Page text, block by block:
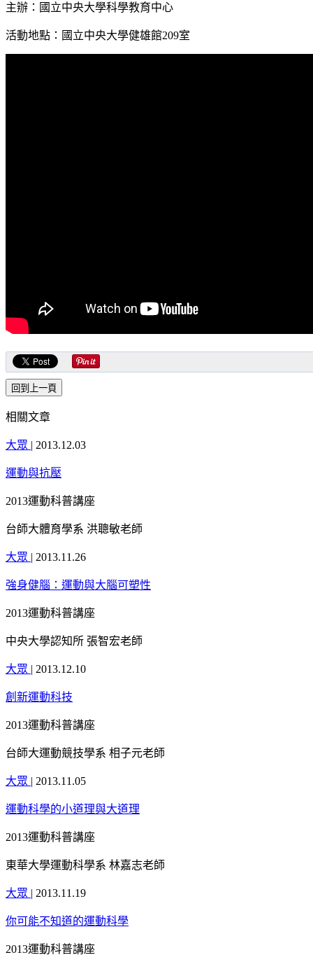
主辦：國立中央大學科學教育中心
活動地點：國立中央大學健雄館209室
相關文章
大眾 | 2013.12.03
運動與抗壓
2013運動科普講座
台師大體育學系 洪聰敏老師
大眾 | 2013.11.26
強身健腦：運動與大腦可塑性
2013運動科普講座
中央大學認知所 張智宏老師
大眾 | 2013.12.10
創新運動科技
2013運動科普講座
台師大運動競技學系 相子元老師
大眾 | 2013.11.05
運動科學的小道理與大道理
2013運動科普講座
東華大學運動科學系 林嘉志老師
大眾 | 2013.11.19
你可能不知道的運動科學
2013運動科普講座